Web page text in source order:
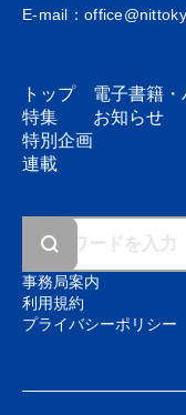
E-mail：
トップ
特集
特別企画
連載
電子書籍・
お知らせ
事務局案内
利用規約
プライバシーポリシー